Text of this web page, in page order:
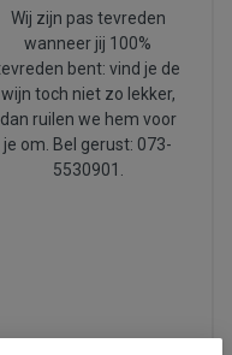
Wij zijn pas tevreden
wanneer jij 100%
bent: vind je de
wijn toch niet zo lekker,
dan ruilen we hem voor
je om. Bel gerust: 073-
5530901.